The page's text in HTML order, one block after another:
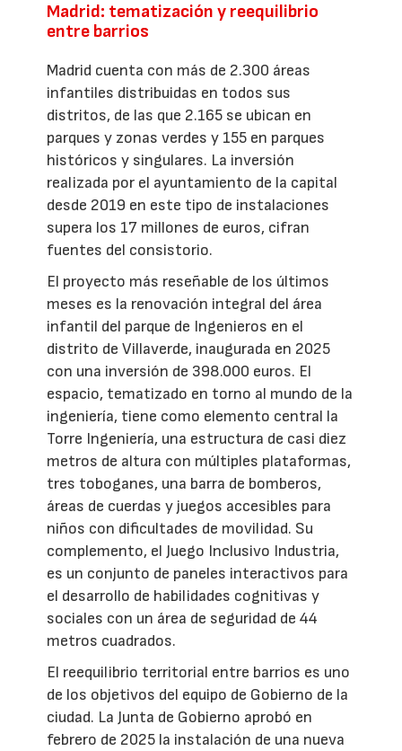
Madrid: tematización y reequilibrio
entre barrios
Madrid cuenta con más de 2.300 áreas
infantiles distribuidas en todos sus
distritos, de las que 2.165 se ubican en
parques y zonas verdes y 155 en parques
históricos y singulares. La inversión
realizada por el ayuntamiento de la capital
desde 2019 en este tipo de instalaciones
supera los 17 millones de euros, cifran
fuentes del consistorio.
El proyecto más reseñable de los últimos
meses es la renovación integral del área
infantil del parque de Ingenieros en el
distrito de Villaverde, inaugurada en 2025
con una inversión de 398.000 euros. El
espacio, tematizado en torno al mundo de la
ingeniería, tiene como elemento central la
Torre Ingeniería, una estructura de casi diez
metros de altura con múltiples plataformas,
tres toboganes, una barra de bomberos,
áreas de cuerdas y juegos accesibles para
niños con dificultades de movilidad. Su
complemento, el Juego Inclusivo Industria,
es un conjunto de paneles interactivos para
el desarrollo de habilidades cognitivas y
sociales con un área de seguridad de 44
metros cuadrados.
El reequilibrio territorial entre barrios es uno
de los objetivos del equipo de Gobierno de la
ciudad. La Junta de Gobierno aprobó en
febrero de 2025 la instalación de una nueva